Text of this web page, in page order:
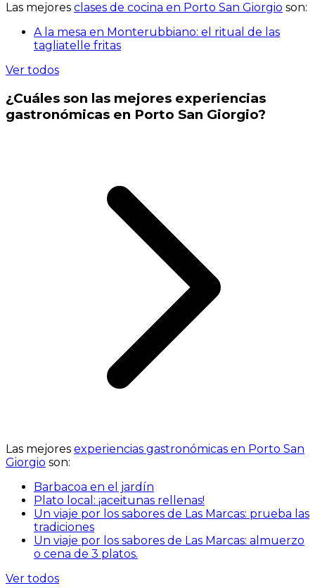
Las mejores clases de cocina en Porto San Giorgio son:
A la mesa en Monterubbiano: el ritual de las
tagliatelle fritas
Ver todos
¿Cuáles son las mejores experiencias
gastronómicas en Porto San Giorgio?
Las mejores experiencias gastronómicas en Porto San
Giorgio son:
Barbacoa en el jardín
Plato local: ¡aceitunas rellenas!
Un viaje por los sabores de Las Marcas: prueba las
tradiciones
Un viaje por los sabores de Las Marcas: almuerzo
o cena de 3 platos.
Ver todos